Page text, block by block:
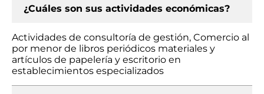
¿Cuáles son sus actividades económicas?
Actividades de consultoría de gestión, Comercio al
por menor de libros periódicos materiales y
artículos de papelería y escritorio en
establecimientos especializados